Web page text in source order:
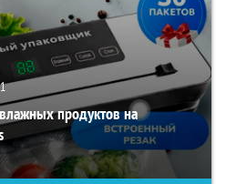
продуктов на